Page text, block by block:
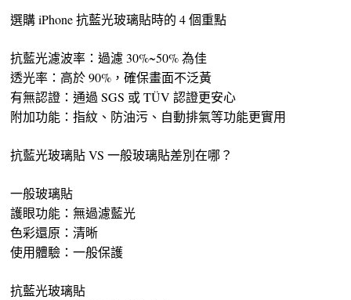
選購 iPhone 抗藍光玻璃貼時的 4 個重點
抗藍光濾波率：過濾 30%~50% 為佳
透光率：高於 90%，確保畫面不泛黃
有無認證：通過 SGS 或 TÜV 認證更安心
附加功能：指紋、防油污、自動排氣等功能更實用
抗藍光玻璃貼 VS 一般玻璃貼差別在哪？
一般玻璃貼
護眼功能：無過濾藍光
色彩還原：清晰
使用體驗：一般保護
抗藍光玻璃貼